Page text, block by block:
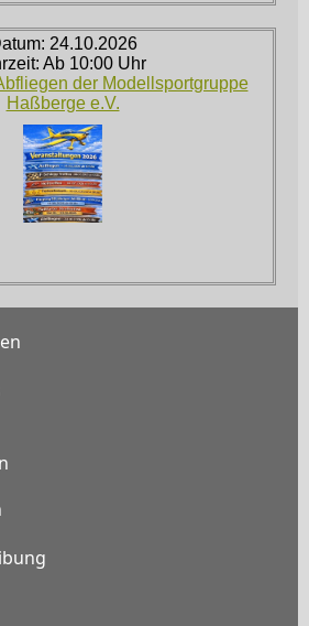
24.10.2026
Ab 10:00 Uhr
der Modellsportgruppe
Haßberge e.V.